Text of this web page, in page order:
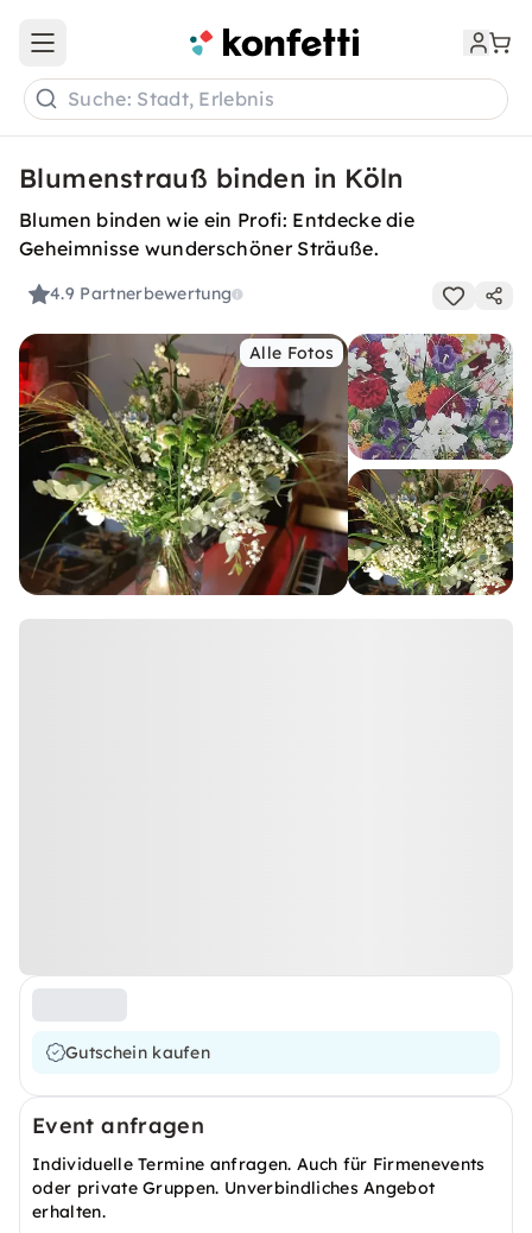
Open main menu
Suche: Stadt, Erlebnis
Blumenstrauß binden in Köln
Blumen binden wie ein Profi: Entdecke die
Geheimnisse wunderschöner Sträuße.
4.9 Partnerbewertung
Alle Fotos
Gutschein kaufen
Event anfragen
Individuelle Termine anfragen. Auch für Firmenevents
oder private Gruppen. Unverbindliches Angebot
erhalten.